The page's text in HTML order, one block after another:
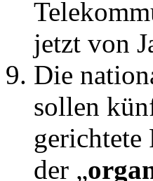
jetzt von
Die
sollen
gerichtete
der „